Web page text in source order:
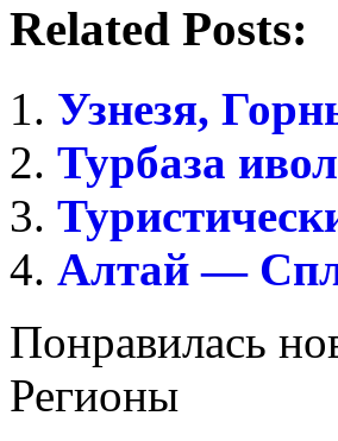
Related Posts:
Узнезя,
Турбаза
Алтай —
Понравилась
Регионы